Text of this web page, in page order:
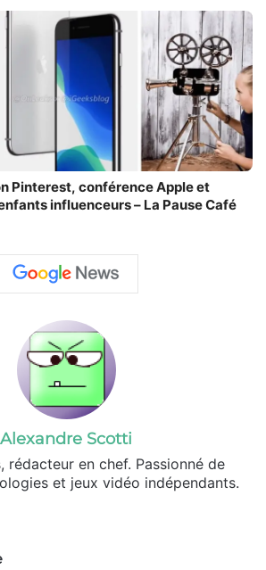
Pinterest, conférence Apple et
influenceurs – La Pause Café
Alexandre Scotti
rédacteur en chef. Passionné de
et jeux vidéo indépendants.